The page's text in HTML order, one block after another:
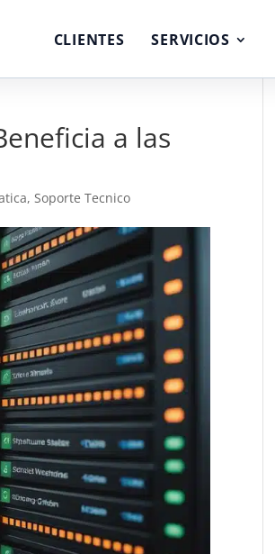
CLIENTES SERVICIOS
a las
,Soporte Tecnico